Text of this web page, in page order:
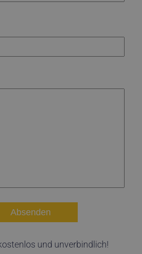
und unverbindlich!